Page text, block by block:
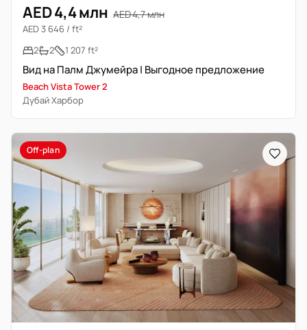
AED 4,4 млн AED 4,7 млн
AED 3 646 / ft²
2
2 1 207 ft²
Вид на Палм Джумейра | Выгодное предложение
Beach Vista Tower 2
Дубай Харбор
Off-plan